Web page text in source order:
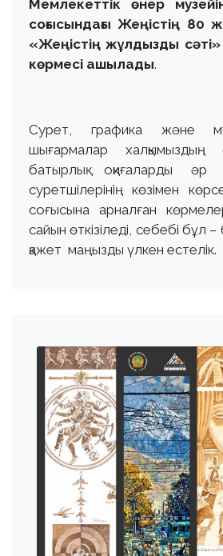
Мемлекеттік өнер
соғысындағы Жеңістің 80
«Жеңістің жұлдызды
көрмесі ашылады.
Сурет, графика және
шығармалар халқымыздың
батырлық оқиғаларды әр
суретшілерінің көзімен
соғысына арналған
сайын өткізіледі, себебі бұл –
қажет маңызды үлкен естелік.